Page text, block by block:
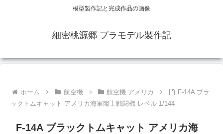
模型製作記と完成作品の画像
細密桃源郷 プラモデル製作記
ホーム 航空機 航空機 アメリカ
F-14A ブラ
ックトムキャット アメリカ海軍艦上戦闘機 レベル 1/144
F-14A ブラックトムキャット アメリカ海